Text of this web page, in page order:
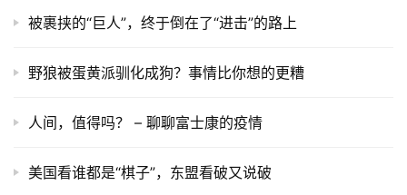
被裹挟的“巨人”，终于倒在了“进击”的路上
野狼被蛋黄派驯化成狗？事情比你想的更糟
人间，值得吗？ – 聊聊富士康的疫情
美国看谁都是“棋子”，东盟看破又说破